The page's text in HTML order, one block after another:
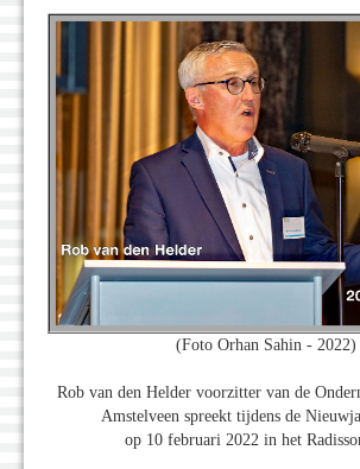
(Foto Orhan Sahin - 2022)
Rob van den Helder voorzitter van de
Amstelveen spreekt tijdens de
op 10 februari 2022 in het